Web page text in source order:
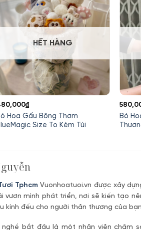
HẾT HÀNG
Hoa Gấu Bông Thơm
Size To Kèm Túi
₫
Bó
TphcmVuonhoatuoi.vn được xây
vươn mình phát triển, nơi sẽ kiến tạo
kính đếu cho người thân thương của
nghề bắt đầu là một nhân viên chăm